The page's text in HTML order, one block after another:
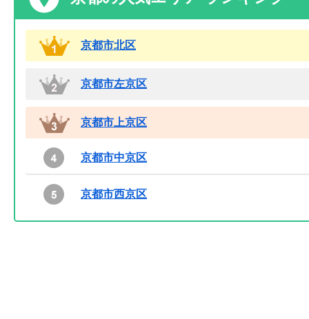
京都市北区
京都市左京区
京都市上京区
京都市中京区
京都市西京区